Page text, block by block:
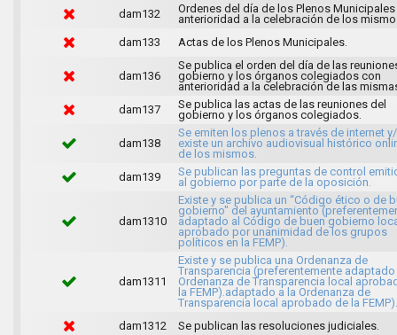
dam132
Ordenes del día de los Plenos
anterioridad a la celebración de los
dam133
Actas de los Plenos Municipales.
dam136
Se publica el orden del día de las
gobierno y los órganos colegiados con
anterioridad a la celebración de las
dam137
Se publica las actas de las reuniones del
gobierno y los órganos colegiados.
dam138
Se emiten los plenos a través de internet
existe un archivo audiovisual histórico
de los mismos.
dam139
Se publican las preguntas de control
al gobierno por parte de la oposición.
dam1310
Existe y se publica un “Código ético o de
gobierno" del ayuntamiento
adaptado al Código de buen gobierno
aprobado por unanimidad de los grupos
políticos en la FEMP).
dam1311
Existe y se publica una Ordenanza de
Transparencia (preferentemente adaptado
Ordenanza de Transparencia local
la FEMP).adaptado a la Ordenanza de
Transparencia local aprobado de la FEMP).
dam1312
Se publican las resoluciones judiciales.